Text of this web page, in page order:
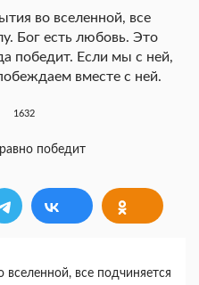
во вселенной, все
Бог есть любовь. Это
победит. Если мы с ней,
вместе с ней.
1632
вселенной, все подчиняется